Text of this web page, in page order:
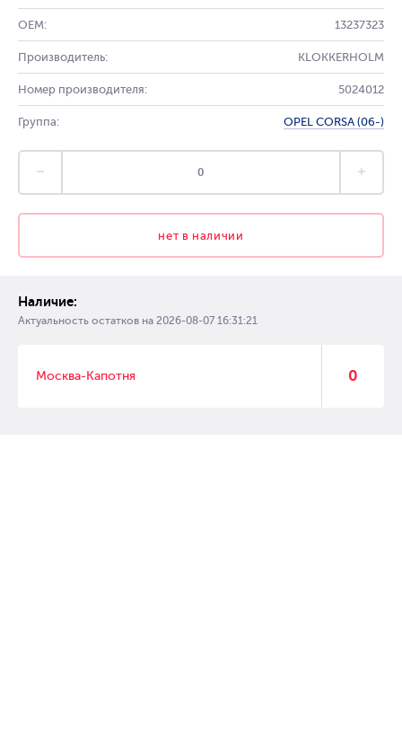
OEM: 13237323
Производитель: KLOKKERHOLM
Номер производителя: 5024012
Группа: OPEL CORSA (06-)
нет в наличии
Наличие:
Актуальность остатков на 2026-08-07 16:31:21
Москва-Капотня 0